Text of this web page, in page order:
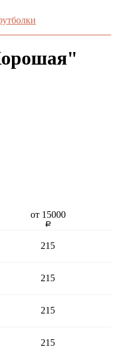
от 15000­
a
215
215
215
215